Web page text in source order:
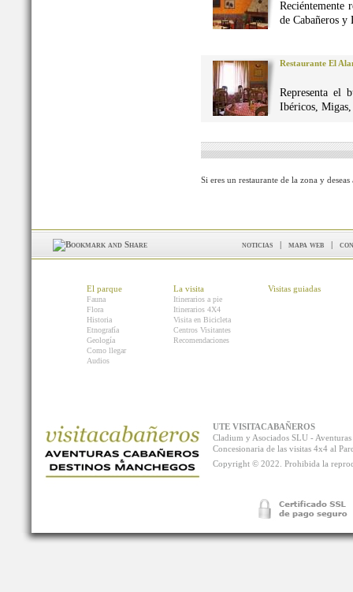
Reciéntemente
de Cabañeros y
Restaurante El
Representa el
Ibéricos, Migas,
Si eres un restaurante de la zona y
noticias | mapa web |
El parque
Fauna
Flora
Historia
Etnografía
Geología
Como llegar
Audios
La visita
Itinerarios a pie
Itinerarios 4X4
Visita en Bicicleta
Centros Visitantes
Recomendaciones
Visitas guiadas
UTE VISITACABAÑEROS
Cladium y Asociados SLU -
Concesionaria de las visitas 4x4 al
Copyright © 2022. Prohibida la